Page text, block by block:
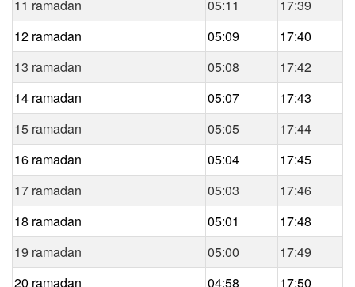
11 ramadan 05:11
17:39
12 ramadan
05:09
17:40
13 ramadan
05:08
17:42
14 ramadan
05:07
17:43
15 ramadan
05:05
17:44
16 ramadan
05:04
17:45
17 ramadan
05:03
17:46
18 ramadan
05:01
17:48
19 ramadan
05:00
17:49
20 ramadan
04:58
17:50